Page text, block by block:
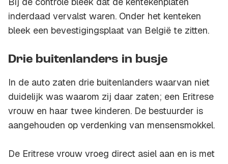
inderdaad vervalst waren. Onder het kenteken
bleek een bevestigingsplaat van België te zitten.
Drie buitenlanders in busje
In de auto zaten drie buitenlanders waarvan niet
duidelijk was waarom zij daar zaten; een Eritrese
vrouw en haar twee kinderen. De bestuurder is
aangehouden op verdenking van mensensmokkel.
De Eritrese vrouw vroeg direct asiel aan en is met